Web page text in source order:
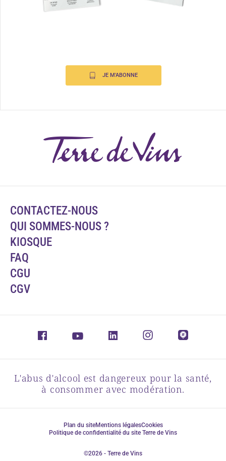
JE M'ABONNE
CONTACTEZ-NOUS
QUI SOMMES-NOUS ?
KIOSQUE
FAQ
CGU
CGV
L'abus d'alcool est dangereux pour la santé,
à consommer avec modération.
Plan du siteMentions légalesCookies
Politique de confidentialité du site Terre de Vins
©2026 - Terre de Vins